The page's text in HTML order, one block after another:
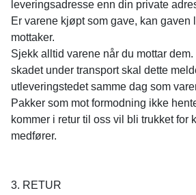
leveringsadresse enn din private
Er varene kjøpt som gave, kan gaven
mottaker.
Sjekk alltid varene når du mottar
skadet under transport skal dette
utleveringstedet samme dag som
Pakker som mot formodning ikke
kommer i retur til oss vil bli trukket for
medfører.
3. RETUR